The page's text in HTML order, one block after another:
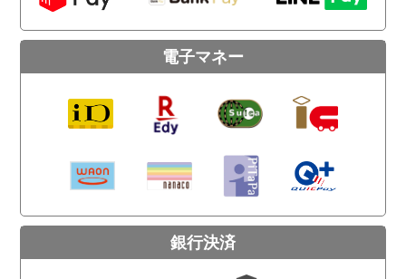
電子マネー
銀行決済